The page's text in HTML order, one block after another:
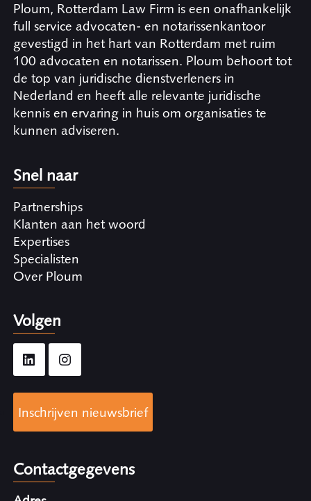
Ploum, Rotterdam Law Firm is een onafhankelijk
full service advocaten- en notarissenkantoor
gevestigd in het hart van Rotterdam met ruim
100 advocaten en notarissen. Ploum behoort tot
de top van juridische dienstverleners in
Nederland en heeft alle relevante juridische
kennis en ervaring in huis om organisaties te
kunnen adviseren.
Snel naar
Partnerships
Klanten aan het woord
Expertises
Specialisten
Over Ploum
Volgen
Inschrijven nieuwsbrief
Contactgegevens